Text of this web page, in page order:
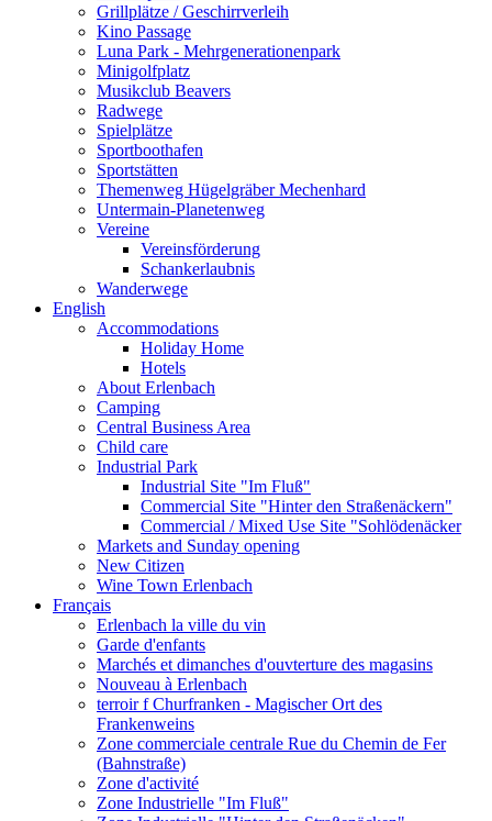
Grillplätze / Geschirrverleih
Kino Passage
Luna Park - Mehrgenerationenpark
Minigolfplatz
Musikclub Beavers
Radwege
Spielplätze
Sportboothafen
Sportstätten
Themenweg Hügelgräber Mechenhard
Untermain-Planetenweg
Vereine
Vereinsförderung
Schankerlaubnis
Wanderwege
English
Accommodations
Holiday Home
Hotels
About Erlenbach
Camping
Central Business Area
Child care
Industrial Park
Industrial Site "Im Fluß"
Commercial Site "Hinter den Straßenäckern"
Commercial / Mixed Use Site "Sohlödenäcker
Markets and Sunday opening
New Citizen
Wine Town Erlenbach
Français
Erlenbach la ville du vin
Garde d'enfants
Marchés et dimanches d'ouvterture des magasins
Nouveau à Erlenbach
terroir f Churfranken - Magischer Ort des
Frankenweins
Zone commerciale centrale Rue du Chemin de Fer
(Bahnstraße)
Zone d'activité
Zone Industrielle "Im Fluß"